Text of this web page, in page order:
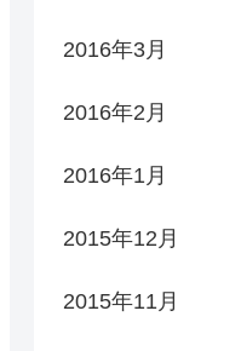
2016年3月
2016年2月
2016年1月
2015年12月
2015年11月